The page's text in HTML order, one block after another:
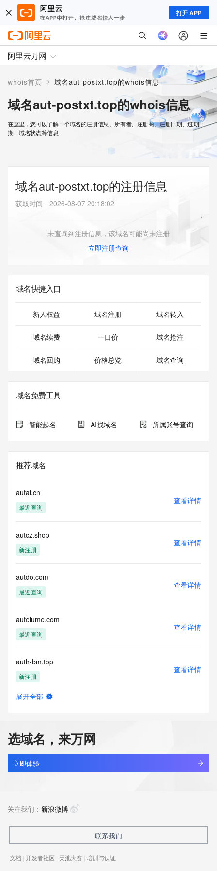
打开 APP
阿里云万网
whois首页 > 域名aut-postxt.top的whois信息
域名aut-postxt.top的whois信息
在这里，您可以了解一个域名的注册信息、所有者、注册商、注册日期、过期日
期、域名状态等信息
域名aut-postxt.top的注册信息
获取时间 ： 2026-08-07 20:18:02
未查询到注册信息，该域名可能尚未注册
立即注册查询
域名快捷入口
新人权益 域名注册 域名转入
域名续费 一口价 域名抢注
域名回购 价格总览 域名查询
域名免费工具
智能起名 AI找域名 所属账号查询
推荐域名
autai.cn
最近查询
查看详情
autcz.shop
新注册
查看详情
autdo.com
最近查询
查看详情
autelume.com
最近查询
查看详情
auth-bm.top
新注册
查看详情
auth-kieinanzeigen.com
新注册
查看详情
新注册
展开全部
选域名，来万网
立即体验
关注我们： 新浪微博
联系我们
文档 | 开发者社区 | 天池大赛 | 培训与认证